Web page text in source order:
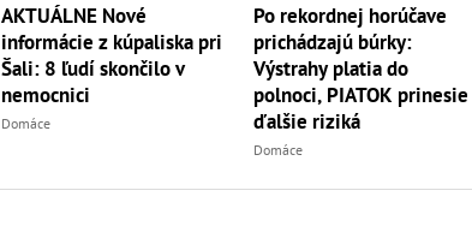
AKTUÁLNE Nové
informácie z kúpaliska pri
Šali: 8 ľudí skončilo v
nemocnici
Domáce
Po rekordnej horúčave
prichádzajú búrky:
Výstrahy platia do
polnoci, PIATOK prinesie
ďalšie riziká
Domáce